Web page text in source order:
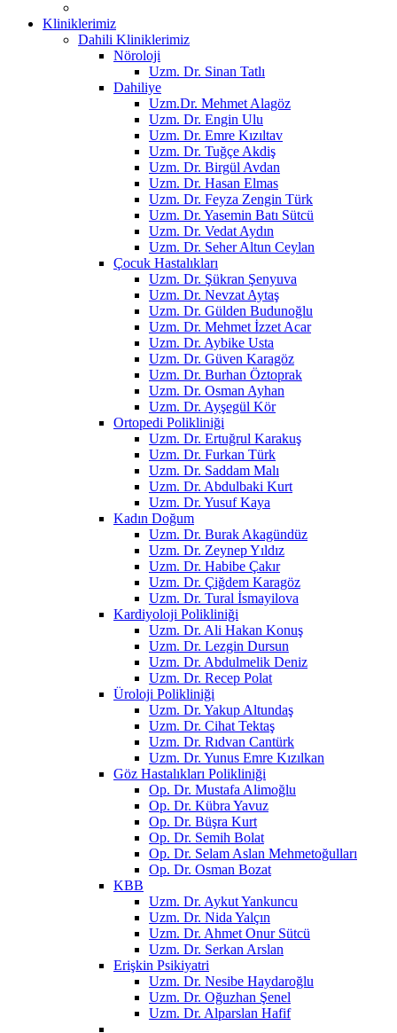
Kliniklerimiz
Dahili Kliniklerimiz
Nöroloji
Uzm. Dr. Sinan Tatlı
Dahiliye
Uzm.Dr. Mehmet Alagöz
Uzm. Dr. Engin Ulu
Uzm. Dr. Emre Kızıltav
Uzm. Dr. Tuğçe Akdiş
Uzm. Dr. Birgül Avdan
Uzm. Dr. Hasan Elmas
Uzm. Dr. Feyza Zengin Türk
Uzm. Dr. Yasemin Batı Sütcü
Uzm. Dr. Vedat Aydın
Uzm. Dr. Seher Altun Ceylan
Çocuk Hastalıkları
Uzm. Dr. Şükran Şenyuva
Uzm. Dr. Nevzat Aytaş
Uzm. Dr. Gülden Budunoğlu
Uzm. Dr. Mehmet İzzet Acar
Uzm. Dr. Aybike Usta
Uzm. Dr. Güven Karagöz
Uzm. Dr. Burhan Öztoprak
Uzm. Dr. Osman Ayhan
Uzm. Dr. Ayşegül Kör
Ortopedi Polikliniği
Uzm. Dr. Ertuğrul Karakuş
Uzm. Dr. Furkan Türk
Uzm. Dr. Saddam Malı
Uzm. Dr. Abdulbaki Kurt
Uzm. Dr. Yusuf Kaya
Kadın Doğum
Uzm. Dr. Burak Akagündüz
Uzm. Dr. Zeynep Yıldız
Uzm. Dr. Habibe Çakır
Uzm. Dr. Çiğdem Karagöz
Uzm. Dr. Tural İsmayilova
Kardiyoloji Polikliniği
Uzm. Dr. Ali Hakan Konuş
Uzm. Dr. Lezgin Dursun
Uzm. Dr. Abdulmelik Deniz
Uzm. Dr. Recep Polat
Üroloji Polikliniği
Uzm. Dr. Yakup Altundaş
Uzm. Dr. Cihat Tektaş
Uzm. Dr. Rıdvan Cantürk
Uzm. Dr. Yunus Emre Kızılkan
Göz Hastalıkları Polikliniği
Op. Dr. Mustafa Alimoğlu
Op. Dr. Kübra Yavuz
Op. Dr. Büşra Kurt
Op. Dr. Semih Bolat
Op. Dr. Selam Aslan Mehmetoğulları
Op. Dr. Osman Bozat
KBB
Uzm. Dr. Aykut Yankuncu
Uzm. Dr. Nida Yalçın
Uzm. Dr. Ahmet Onur Sütcü
Uzm. Dr. Serkan Arslan
Erişkin Psikiyatri
Uzm. Dr. Nesibe Haydaroğlu
Uzm. Dr. Oğuzhan Şenel
Uzm. Dr. Alparslan Hafif